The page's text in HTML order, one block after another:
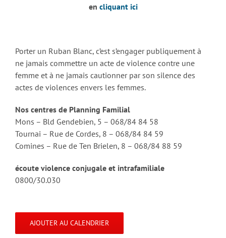
en cliquant ici
Porter un Ruban Blanc, c’est s’engager publiquement à
ne jamais commettre un acte de violence contre une
femme et à ne jamais cautionner par son silence des
actes de violences envers les femmes.
Nos centres de Planning Familial
Mons – Bld Gendebien, 5 – 068/84 84 58
Tournai – Rue de Cordes, 8 – 068/84 84 59
Comines – Rue de Ten Brielen, 8 – 068/84 88 59
écoute violence conjugale et intrafamiliale
0800/30.030
AJOUTER AU CALENDRIER